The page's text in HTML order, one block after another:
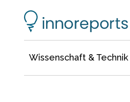
Wissenschaft & Technik